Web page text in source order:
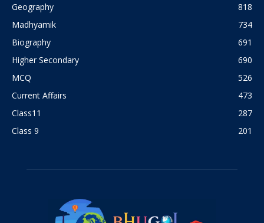
Geography
818
Madhyamik
734
Biography
691
Higher Secondary
690
MCQ
526
Current Affairs
473
Class11
287
Class 9
201